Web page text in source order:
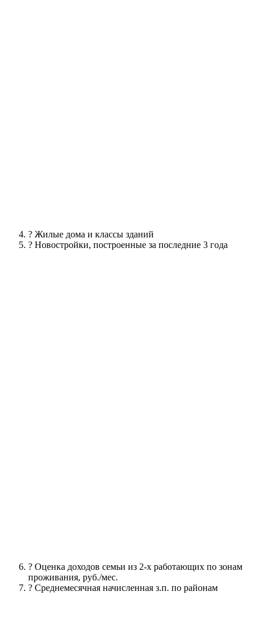
? Жилые дома и классы зданий
? Новостройки, построенные за последние 3 года
? Оценка доходов семьи из 2-х работающих по зонам
проживания, руб./мес.
? Среднемесячная начисленная з.п. по районам